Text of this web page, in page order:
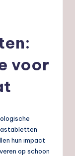
voor
hun impact
op schoon